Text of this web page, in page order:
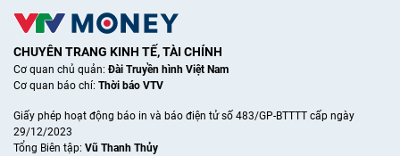
CHUYÊN TRANG KINH TẾ, TÀI CHÍNH
Cơ quan chủ quản:Đài Truyền hình Việt Nam
Cơ quan báo chí: Thời báo VTV
Giấy phép hoạt động báo in và báo điện tử số 483/GP-BTTTT cấp ngày
29/12/2023
Tổng Biên tập: Vũ Thanh Thủy